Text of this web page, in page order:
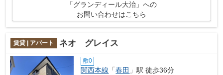
「グランディール大治」への
お問い合わせはこちら
賃貸 | アパート ネオ グレイス
敷0
関西本線 「春田 」駅 徒歩36分